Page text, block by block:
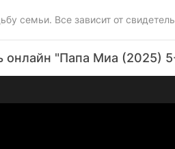
семьи. Все зависит от
онлайн "Папа Миа (2025)